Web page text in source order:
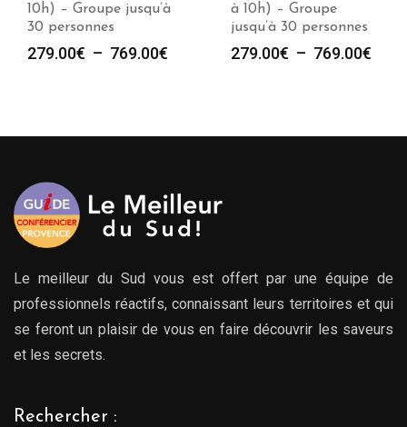
10h) – Groupe jusqu’à
30 personnes
279.00€ – 769.00€
à
à 10h) – Groupe
jusqu’à 30 personnes
279.00€ – 769.00€
à
Le meilleur du Sud vous est offert par une équipe de
professionnels réactifs, connaissant leurs territoires et qui
se feront un plaisir de vous en faire découvrir les saveurs
et les secrets.
Rechercher :